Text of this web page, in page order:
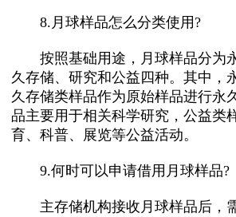
8.月球样品怎么分类使用?
按照基础用途，月球样品分为
久存储、研究和公益四种。其中，
久存储类样品作为原始样品进行永
品主要用于相关科学研究，公益类
育、科普、展览等公益活动。
9.何时可以申请借用月球样品?
主存储机构接收月球样品后，